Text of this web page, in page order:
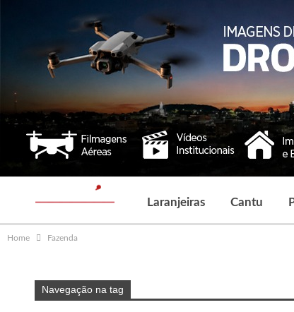
Laranjeiras Cantu
Home Fazenda
Navegação na tag